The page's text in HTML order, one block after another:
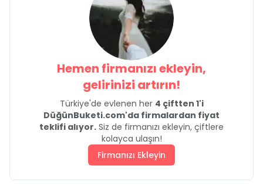
Hemen firmanızı ekleyin,
gelirinizi artırın!
Türkiye'de evlenen her 4 çiftten 1'i
DüğünBuketi.com'da firmalardan fiyat
teklifi alıyor. Siz de firmanızı ekleyin, çiftlere
kolayca ulaşın!
Firmanızı Ekleyin